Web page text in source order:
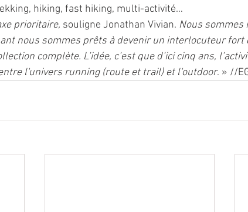
hiking, fast hiking, multi-activité…
prioritaire, souligne Jonathan Vivian. Nous
nous sommes prêts à devenir un interlocuteur fort
complète. L’idée, c’est que d’ici cinq ans,
l'univers running (route et trail) et l'outdoor. » //